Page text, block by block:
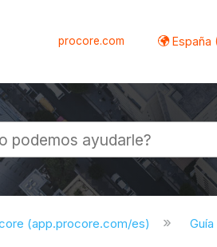
procore.com España
(app.procore.com/es)